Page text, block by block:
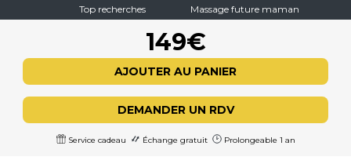
149€
AJOUTER AU PANIER
DEMANDER UN RDV
Service cadeau Échange gratuit Prolongeable 1 an
Top recherches
Massage future maman
À PROPOS
CGV - CGU
Mentions légales
Politique de confidentialité